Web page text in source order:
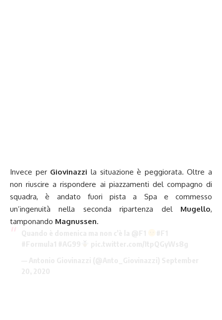
Invece per Giovinazzi la situazione è peggiorata. Oltre a
non riuscire a rispondere ai piazzamenti del compagno di
squadra, è andato fuori pista a Spa e commesso
un’ingenuità nella seconda ripartenza del Mugello,
tamponando Magnussen.